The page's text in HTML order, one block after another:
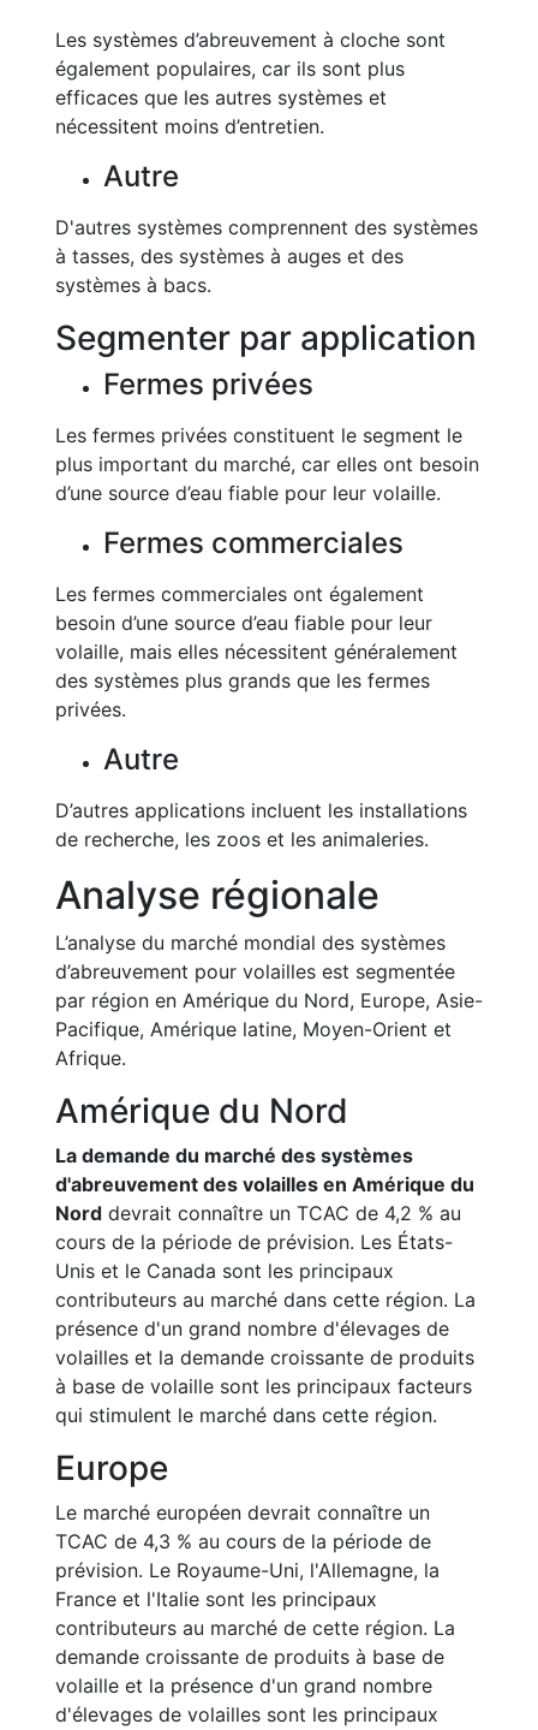
Les systèmes d’abreuvement à cloche sont
également populaires, car ils sont plus
efficaces que les autres systèmes et
nécessitent moins d’entretien.
Autre
D'autres systèmes comprennent des systèmes
à tasses, des systèmes à auges et des
systèmes à bacs.
Segmenter par application
Fermes privées
Les fermes privées constituent le segment le
plus important du marché, car elles ont besoin
d’une source d’eau fiable pour leur volaille.
Fermes commerciales
Les fermes commerciales ont également
besoin d’une source d’eau fiable pour leur
volaille, mais elles nécessitent généralement
des systèmes plus grands que les fermes
privées.
Autre
D’autres applications incluent les installations
de recherche, les zoos et les animaleries.
Analyse régionale
L’analyse du marché mondial des systèmes
d’abreuvement pour volailles est segmentée
par région en Amérique du Nord, Europe, Asie-
Pacifique, Amérique latine, Moyen-Orient et
Afrique.
Amérique du Nord
La demande du marché des systèmes
d'abreuvement des volailles en Amérique du
Nord devrait connaître un TCAC de 4,2 % au
cours de la période de prévision. Les États-
Unis et le Canada sont les principaux
contributeurs au marché dans cette région. La
présence d'un grand nombre d'élevages de
volailles et la demande croissante de produits
à base de volaille sont les principaux facteurs
qui stimulent le marché dans cette région.
Europe
Le marché européen devrait connaître un
TCAC de 4,3 % au cours de la période de
prévision. Le Royaume-Uni, l'Allemagne, la
France et l'Italie sont les principaux
contributeurs au marché de cette région. La
demande croissante de produits à base de
volaille et la présence d'un grand nombre
d'élevages de volailles sont les principaux